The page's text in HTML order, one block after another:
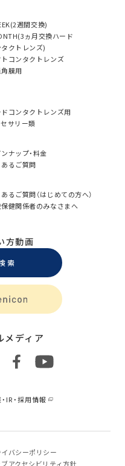
週間交換)
ヵ月交換ハード
クトレンズ)
トコンタクトレンズ
膜用
コンタクトレンズ用
サリー類
ナップ・料金
るご質問
るご質問（はじめての方へ）
健関係者のみなさまへ
方動画
索
メディア
IR・採用情報
バシーポリシー
アクセシビリティ方針